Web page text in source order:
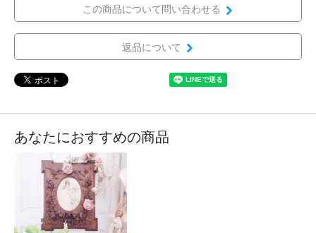
この商品について問い合わせる
返品について
あなたにおすすめの商品